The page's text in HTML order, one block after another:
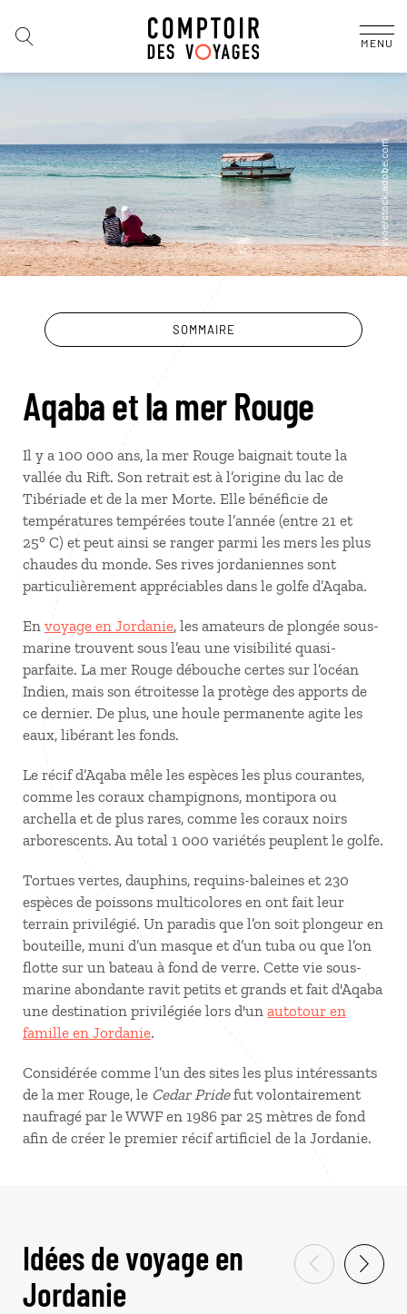
MENU
SOMMAIRE
Aqaba et la mer Rouge
Il y a 100 000 ans, la mer Rouge baignait toute la
vallée du Rift. Son retrait est à l’origine du lac de
Tibériade et de la mer Morte. Elle bénéficie de
températures tempérées toute l’année (entre 21 et
25° C) et peut ainsi se ranger parmi les mers les plus
chaudes du monde. Ses rives jordaniennes sont
particulièrement appréciables dans le golfe d’Aqaba.
En voyage en Jordanie, les amateurs de plongée sous-
marine trouvent sous l’eau une visibilité quasi-
parfaite. La mer Rouge débouche certes sur l’océan
Indien, mais son étroitesse la protège des apports de
ce dernier. De plus, une houle permanente agite les
eaux, libérant les fonds.
Le récif d’Aqaba mêle les espèces les plus courantes,
comme les coraux champignons, montipora ou
archella et de plus rares, comme les coraux noirs
arborescents. Au total 1 000 variétés peuplent le golfe.
Tortues vertes, dauphins, requins-baleines et 230
espèces de poissons multicolores en ont fait leur
terrain privilégié. Un paradis que l’on soit plongeur en
bouteille, muni d’un masque et d’un tuba ou que l’on
flotte sur un bateau à fond de verre. Cette vie sous-
marine abondante ravit petits et grands et fait d'Aqaba
une destination privilégiée lors d'un autotour en
famille en Jordanie.
Considérée comme l’un des sites les plus intéressants
de la mer Rouge, le Cedar Pridefut volontairement
naufragé par le WWF en 1986 par 25 mètres de fond
afin de créer le premier récif artificiel de la Jordanie.
Idées de voyage en
Jordanie